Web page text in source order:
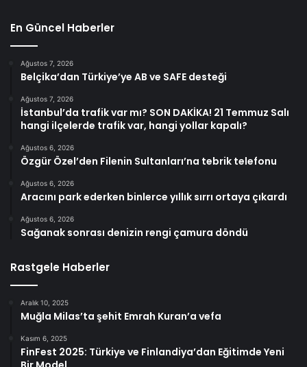
En Güncel Haberler
Ağustos 7, 2026
Belçika’dan Türkiye’ye AB ve SAFE desteği
Ağustos 7, 2026
İstanbul’da trafik var mı? SON DAKİKA! 21 Temmuz Salı
hangi ilçelerde trafik var, hangi yollar kapalı?
Ağustos 6, 2026
Özgür Özel’den Filenin Sultanları’na tebrik telefonu
Ağustos 6, 2026
Aracını park ederken binlerce yıllık sırrı ortaya çıkardı
Ağustos 6, 2026
Sağanak sonrası denizin rengi çamura döndü
Rastgele Haberler
Aralık 10, 2025
Muğla Milas’ta şehit Emrah Kuran’a vefa
Kasım 6, 2025
FinFest 2025: Türkiye ve Finlandiya’dan Eğitimde Yeni